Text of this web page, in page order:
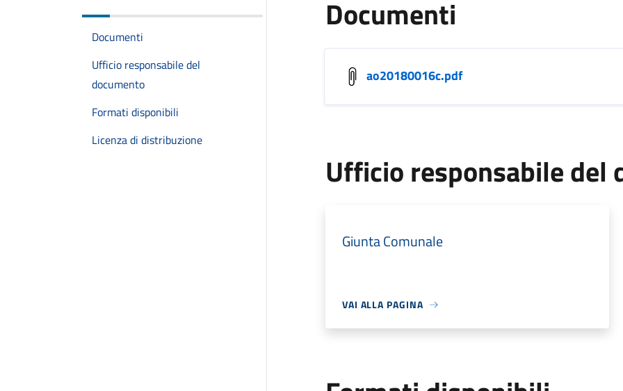
Documenti
Ufficio responsabile del
documento
Formati disponibili
Licenza di distribuzione
Documenti
ao20180016c.pdf
Ufficio responsabile del
Giunta Comunale
VAI ALLA PAGINA